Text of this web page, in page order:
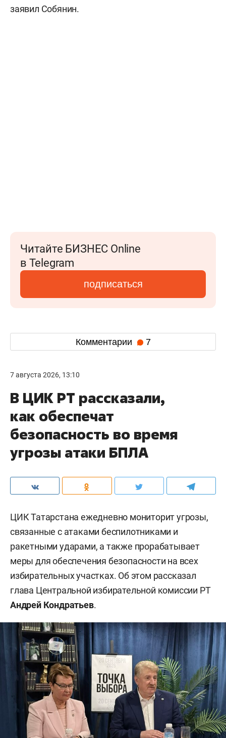
заявил Собянин.
Читайте БИЗНЕС Online
в Telegram
подписаться
Комментарии 7
7 августа 2026, 13:10
В ЦИК РТ рассказали,
как обеспечат
безопасность во время
угрозы атаки БПЛА
ЦИК Татарстана ежедневно мониторит угрозы,
связанные с атаками беспилотниками и
ракетными ударами, а также прорабатывает
меры для обеспечения безопасности на всех
избирательных участках. Об этом рассказал
глава Центральной избирательной комиссии РТ
Андрей Кондратьев.